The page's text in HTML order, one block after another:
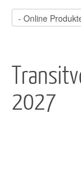
2027